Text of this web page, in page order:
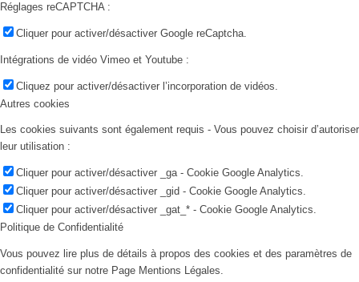
Réglages reCAPTCHA :
Cliquer pour activer/désactiver Google reCaptcha.
Intégrations de vidéo Vimeo et Youtube :
Cliquez pour activer/désactiver l’incorporation de vidéos.
Autres cookies
Les cookies suivants sont également requis - Vous pouvez choisir d’autoriser
leur utilisation :
Cliquer pour activer/désactiver _ga - Cookie Google Analytics.
Cliquer pour activer/désactiver _gid - Cookie Google Analytics.
Cliquer pour activer/désactiver _gat_* - Cookie Google Analytics.
Politique de Confidentialité
Vous pouvez lire plus de détails à propos des cookies et des paramètres de
confidentialité sur notre Page Mentions Légales.